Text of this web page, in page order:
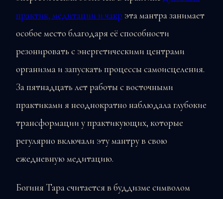
практик, медитации и чакр эта мантра занимает
особое место благодаря её способности
резонировать с энергетическими центрами
организма и запускать процессы самоисцеления.
За пятнадцать лет работы с восточными
практиками я неоднократно наблюдала глубокие
трансформации у практикующих, которые
регулярно включали эту мантру в свою
ежедневную медитацию.
Богиня Тара считается в буддизме символом